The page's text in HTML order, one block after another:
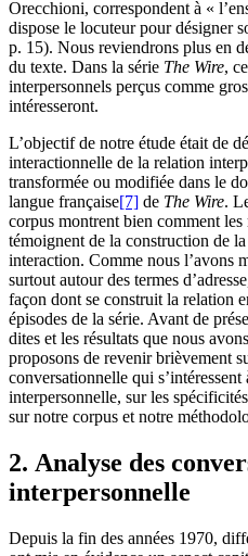
Orecchioni, correspondent à «
dispose le locuteur pour désigner
p. 15). Nous reviendrons plus en
du texte. Dans la série The Wire,
interpersonnels perçus comme
intéresseront.
L’objectif de notre étude était de
interactionnelle de la relation
transformée ou modifiée dans le
langue française[7] de The Wire.
corpus montrent bien comment
témoignent de la construction de
interaction. Comme nous l’avons
surtout autour des termes
façon dont se construit la relation
épisodes de la série. Avant de
dites et les résultats que nous
proposons de revenir brièvement
conversationnelle qui
interpersonnelle, sur les
sur notre corpus et notre
2. Analyse des
interpersonnelle
Depuis la fin des années 1970,